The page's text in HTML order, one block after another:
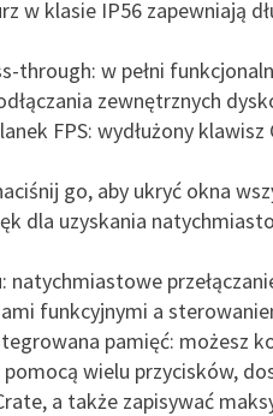
w klasie IP56 zapewniają
through: w pełni
zewnętrznych
FPS: wydłużony klawisz
go, aby ukryć okna
dla uzyskania
natychmiastowe
funkcyjnymi a
pamięć: możesz
wielu przycisków,
a także zapisywać